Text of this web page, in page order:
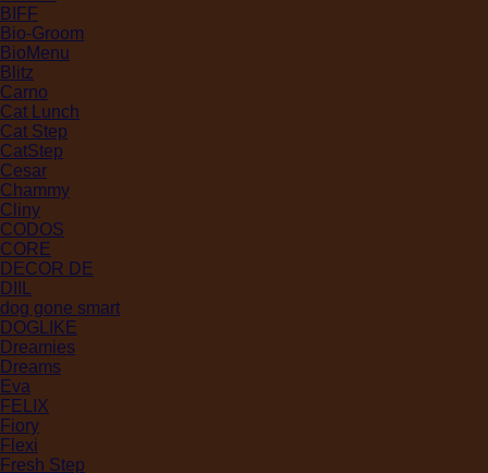
BIFF
Bio-Groom
BioMenu
Blitz
Carno
Cat Lunch
Cat Step
CatStep
Cesar
Chammy
Cliny
CODOS
CORE
DECOR DE
DIIL
dog gone smart
DOGLIKE
Dreamies
Dreams
Eva
FELIX
Fiory
Flexi
Fresh Step